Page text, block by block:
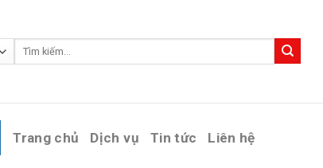
Tìm
Trang chủ Dịch vụ Tin tức Liên hệ